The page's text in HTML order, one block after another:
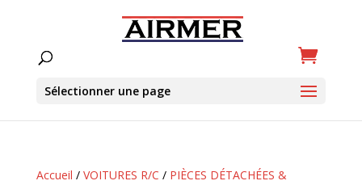
Sélectionner une page
Accueil / VOITURES R/C / PIÈCES DÉTACHÉES &